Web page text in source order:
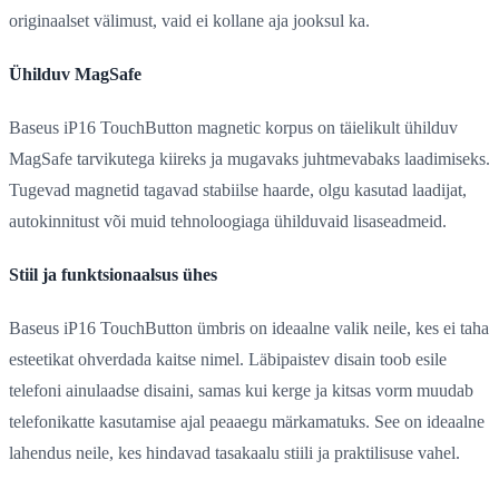
originaalset välimust, vaid ei kollane aja jooksul ka.
Ühilduv MagSafe
Baseus iP16 TouchButton magnetic korpus on täielikult ühilduv
MagSafe tarvikutega kiireks ja mugavaks juhtmevabaks laadimiseks.
Tugevad magnetid tagavad stabiilse haarde, olgu kasutad laadijat,
autokinnitust või muid tehnoloogiaga ühilduvaid lisaseadmeid.
Stiil ja funktsionaalsus ühes
Baseus iP16 TouchButton ümbris on ideaalne valik neile, kes ei taha
esteetikat ohverdada kaitse nimel. Läbipaistev disain toob esile
telefoni ainulaadse disaini, samas kui kerge ja kitsas vorm muudab
telefonikatte kasutamise ajal peaaegu märkamatuks. See on ideaalne
lahendus neile, kes hindavad tasakaalu stiili ja praktilisuse vahel.